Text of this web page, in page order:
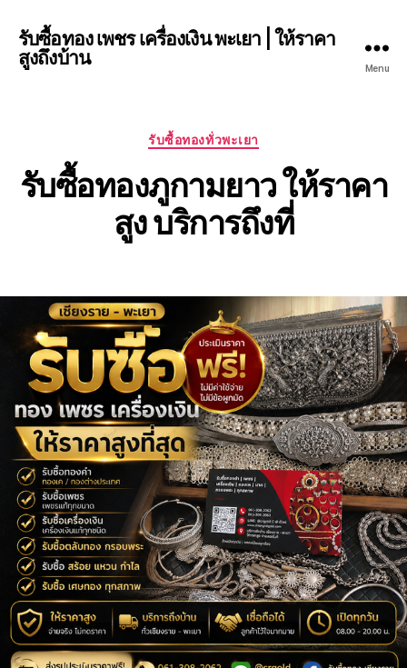
รับซื้อทอง เพชร เครื่องเงิน พะเยา | ให้ราคา
สูงถึงบ้าน
Menu
Categories
รับซื้อทองทั่วพะเยา
รับซื้อทองภูกามยาว ให้ราคา
สูง บริการถึงที่